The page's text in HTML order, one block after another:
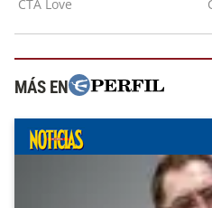
MÁS EN